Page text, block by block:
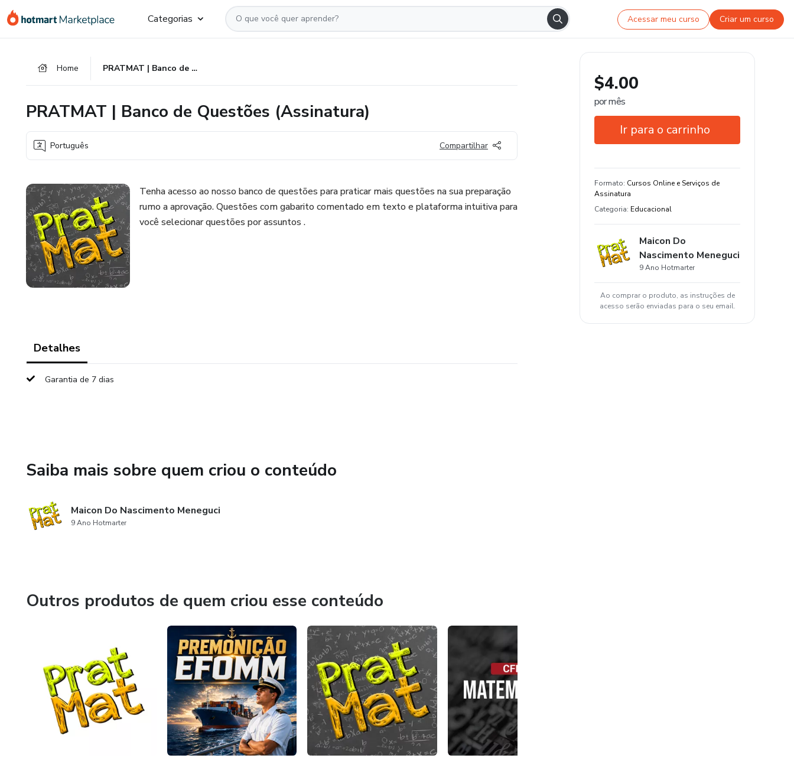
para
para
para
Categorias Acessar meu curso Criar um curso
Home PRATMAT | Banco de Questões (Assinatura)
PRATMAT | Banco de Questões (Assinatura)
Português Compartilhar
Tenha acesso ao nosso banco de questões para praticar mais questões na sua preparação
rumo a aprovação. Questões com gabarito comentado em texto e plataforma intuitiva para
você selecionar questões por assuntos .
Detalhes
Garantia de 7 dias
Saiba mais sobre quem criou o conteúdo
Maicon Do Nascimento Meneguci
9 Ano Hotmarter
Outros produtos de quem criou esse conteúdo
$4.00
por mês
Ir para o carrinho
Formato: Cursos Online e Serviços de
Assinatura
Categoria: Educacional
Maicon Do
Nascimento Meneguci
9 Ano Hotmarter
Ao comprar o produto, as instruções de
acesso serão enviadas para o seu email.